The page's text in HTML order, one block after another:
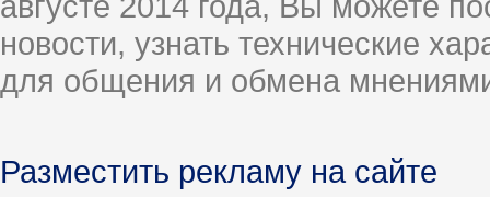
новости, узнать технические
для общения и обмена
Разместить рекламу на сайте